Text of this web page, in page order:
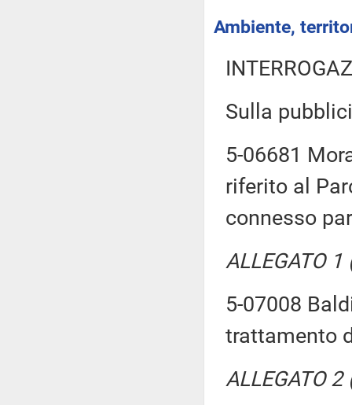
Ambiente,
Sulla
5-06681
riferito al
connesso
ALLEGATO
5-07008
trattamento
ALLEGATO